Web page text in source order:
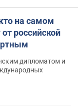
на самом
российской
дипломатом и